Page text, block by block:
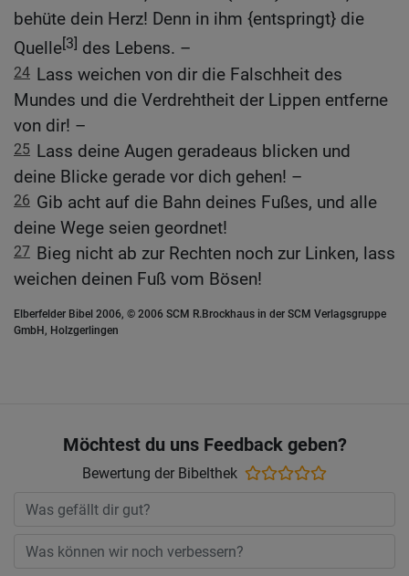
behüte dein Herz! Denn in ihm {entspringt} die
Quelle[3] des Lebens. –
24 Lass weichen von dir die Falschheit des
Mundes und die Verdrehtheit der Lippen entferne
von dir! –
25 Lass deine Augen geradeaus blicken und
deine Blicke gerade vor dich gehen! –
26 Gib acht auf die Bahn deines Fußes, und alle
deine Wege seien geordnet!
27 Bieg nicht ab zur Rechten noch zur Linken, lass
weichen deinen Fuß vom Bösen!
Elberfelder Bibel 2006, © 2006 SCM R.Brockhaus in der SCM Verlagsgruppe
GmbH, Holzgerlingen
Möchtest du uns Feedback geben?
Bewertung der Bibelthek